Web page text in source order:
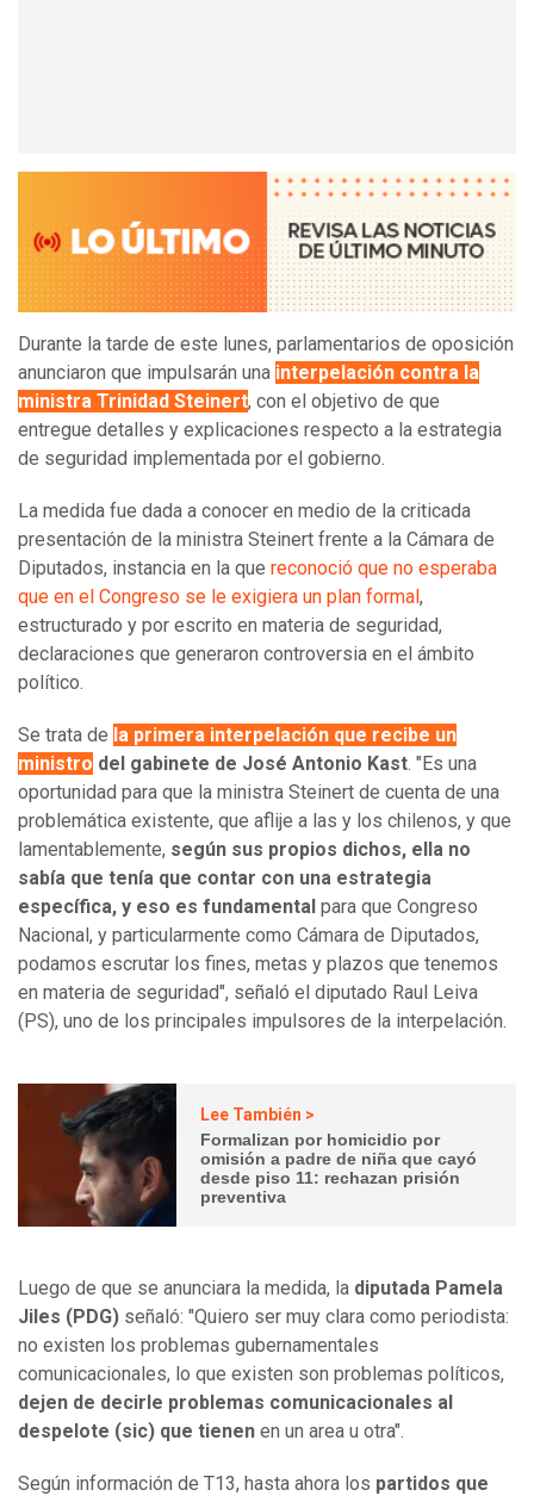
Durante la tarde de este lunes, parlamentarios de oposición
anunciaron que impulsarán una interpelación contra la
ministra Trinidad Steinert, con el objetivo de que
entregue detalles y explicaciones respecto a la estrategia
de seguridad implementada por el gobierno.
La medida fue dada a conocer en medio de la criticada
presentación de la ministra Steinert frente a la Cámara de
Diputados, instancia en la que reconoció que no esperaba
que en el Congreso se le exigiera un plan formal,
estructurado y por escrito en materia de seguridad,
declaraciones que generaron controversia en el ámbito
político.
Se trata de la primera interpelación que recibe un
ministro del gabinete de José Antonio Kast. "Es una
oportunidad para que la ministra Steinert de cuenta de una
problemática existente, que aflije a las y los chilenos, y que
lamentablemente, según sus propios dichos, ella no
sabía que tenía que contar con una estrategia
específica, y eso es fundamental para que Congreso
Nacional, y particularmente como Cámara de Diputados,
podamos escrutar los fines, metas y plazos que tenemos
en materia de seguridad", señaló el diputado Raul Leiva
(PS), uno de los principales impulsores de la interpelación.
Lee También >
Formalizan por homicidio por
omisión a padre de niña que cayó
desde piso 11: rechazan prisión
preventiva
Luego de que se anunciara la medida, la diputada Pamela
Jiles (PDG) señaló: "Quiero ser muy clara como periodista:
no existen los problemas gubernamentales
comunicacionales, lo que existen son problemas políticos,
dejen de decirle problemas comunicacionales al
despelote (sic) que tienen en un area u otra".
Según información de T13, hasta ahora los partidos que